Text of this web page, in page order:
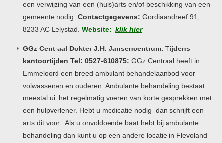
een verwijzing van een (huis)arts en/of beschikking van een
gemeente nodig. Contactgegevens: Gordiaandreef 91,
8233 AC Lelystad. Website: klik hier
GGz Centraal Dokter J.H. Jansencentrum. Tijdens
kantoortijden Tel: 0527-610875: GGz Centraal heeft in
Emmeloord een breed ambulant behandelaanbod voor
volwassenen en ouderen. Ambulante behandeling bestaat
meestal uit het regelmatig voeren van korte gesprekken met
een hulpverlener. Hebt u medicatie nodig dan schrijft een
arts dit voor. Als u onvoldoende baat hebt bij ambulante
behandeling dan kunt u op een andere locatie in Flevoland